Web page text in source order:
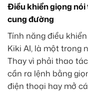
Điều khiển giọng
cung đường
Tính năng điều
Kiki AI, là một trong
Thay vì phải thao
cần ra lệnh bằng
điện thoại hay mở